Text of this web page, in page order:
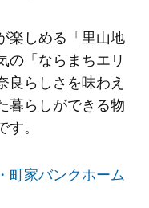
楽しめる「里山地
の「ならまちエリ
良らしさを味わえ
暮らしができる物
。
町家バンクホーム